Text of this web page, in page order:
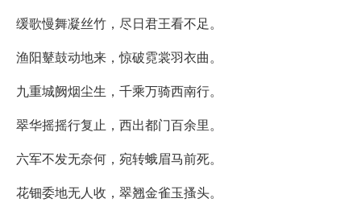
缓歌慢舞凝丝竹，尽日君王看不足。
渔阳鼙鼓动地来，惊破霓裳羽衣曲。
九重城阙烟尘生，千乘万骑西南行。
翠华摇摇行复止，西出都门百余里。
六军不发无奈何，宛转蛾眉马前死。
花钿委地无人收，翠翘金雀玉搔头。